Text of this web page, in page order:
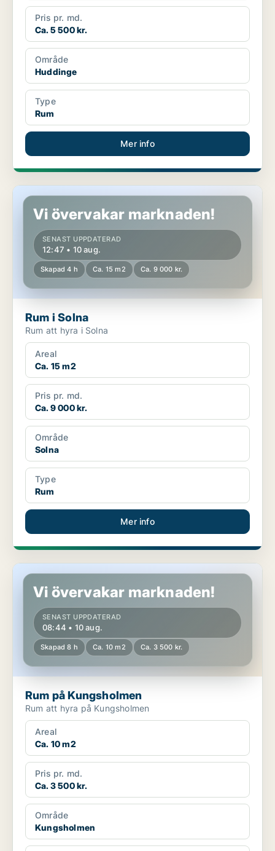
Pris pr. md.
Ca. 5 500 kr.
Område
Huddinge
Type
Rum
Mer info
Rum i Solna
Vi övervakar marknaden!
SENAST UPPDATERAD
12:47 • 10 aug.
Skapad 4 h Ca. 15 m2 Ca. 9 000 kr.
Rum i Solna
Rum att hyra i Solna
Areal
Ca. 15 m2
Pris pr. md.
Ca. 9 000 kr.
Område
Solna
Type
Rum
Mer info
Rum på Kungsholmen
Vi övervakar marknaden!
SENAST UPPDATERAD
08:44 • 10 aug.
Skapad 8 h Ca. 10 m2 Ca. 3 500 kr.
Rum på Kungsholmen
Rum att hyra på Kungsholmen
Areal
Ca. 10 m2
Pris pr. md.
Ca. 3 500 kr.
Område
Kungsholmen